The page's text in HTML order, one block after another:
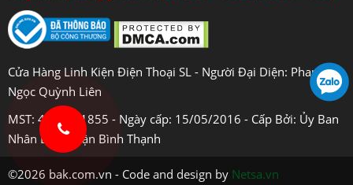
Cửa Hàng Linh Kiện Điện Thoại SL - Người Đại Diện: Phan
Ngọc Quỳnh Liên
MST: 4108031855 - Ngày cấp: 15/05/2016 - Cấp Bởi: Ủy Ban
Nhân Dân Quận Bình Thạnh
©2026 bak.com.vn - Code and design by Netsa.vn